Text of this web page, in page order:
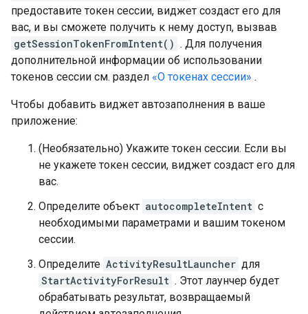
предоставите токен сессии, виджет создаст его для
вас, и вы сможете получить к нему доступ, вызвав
getSessionTokenFromIntent() . Для получения
дополнительной информации об использовании
токенов сессии см. раздел «О токенах сессии» .
Чтобы добавить виджет автозаполнения в ваше
приложение:
(Необязательно) Укажите токен сессии. Если вы
не укажете токен сессии, виджет создаст его для
вас.
Определите объект autocompleteIntent с
необходимыми параметрами и вашим токеном
сессии.
Определите ActivityResultLauncher для
StartActivityForResult . Этот лаунчер будет
обрабатывать результат, возвращаемый